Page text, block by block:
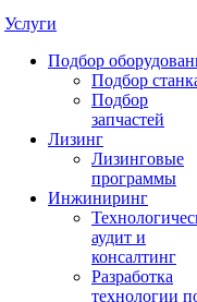
Услуги
Подбор
Подбор
Подбор
запчастей
Лизинг
Лизинговые
программы
Инжиниринг
аудит и
консалтинг
Разработка
технологии